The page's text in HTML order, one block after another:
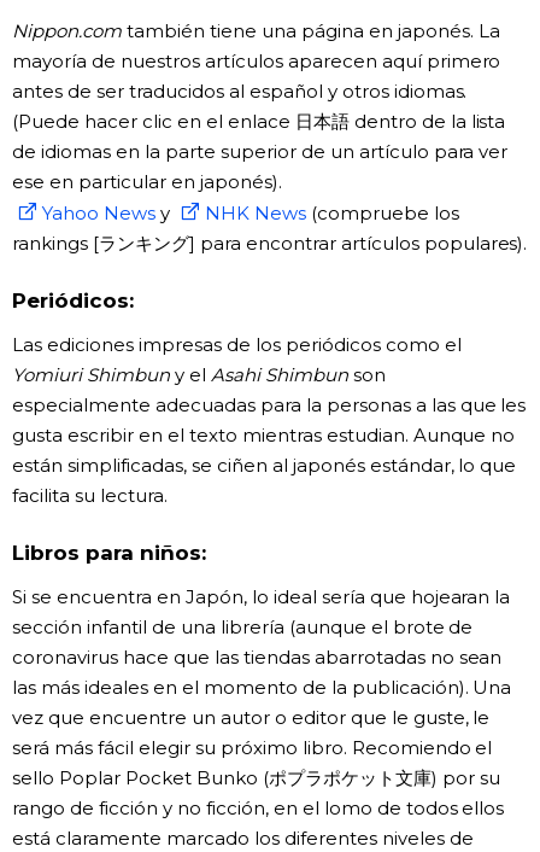
Nippon.comtambién tiene una página en japonés. La
mayoría de nuestros artículos aparecen aquí primero
antes de ser traducidos al español y otros idiomas.
(Puede hacer clic en el enlace 日本語 dentro de la lista
de idiomas en la parte superior de un artículo para ver
ese en particular en japonés).
Yahoo Newsy NHK News(compruebe los
rankings [ランキング] para encontrar artículos populares).
Periódicos:
Las ediciones impresas de los periódicos como el
Yomiuri Shimbuny el Asahi Shimbunson
especialmente adecuadas para la personas a las que les
gusta escribir en el texto mientras estudian. Aunque no
están simplificadas, se ciñen al japonés estándar, lo que
facilita su lectura.
Libros para niños:
Si se encuentra en Japón, lo ideal sería que hojearan la
sección infantil de una librería (aunque el brote de
coronavirus hace que las tiendas abarrotadas no sean
las más ideales en el momento de la publicación). Una
vez que encuentre un autor o editor que le guste, le
será más fácil elegir su próximo libro. Recomiendo el
sello Poplar Pocket Bunko (ポプラポケット文庫) por su
rango de ficción y no ficción, en el lomo de todos ellos
está claramente marcado los diferentes niveles de